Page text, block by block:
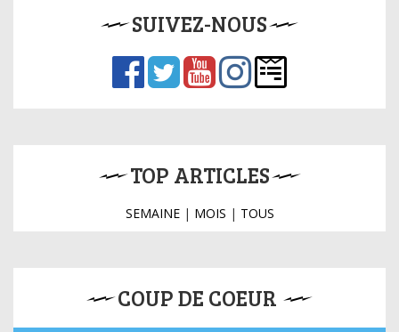
SUIVEZ-NOUS
TOP ARTICLES
SEMAINE| MOIS | TOUS
COUP DE COEUR